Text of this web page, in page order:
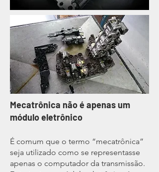
Mecatrônica não é apenas um
módulo eletrônico
É comum que o termo “mecatrônica”
seja utilizado como se representasse
apenas o computador da transmissão.